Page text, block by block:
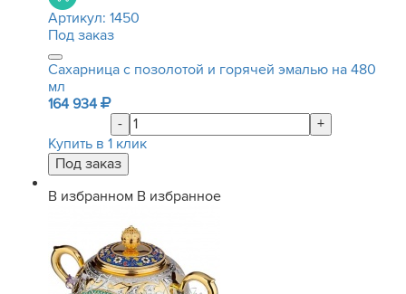
Артикул: 1450
Под заказ
Сахарница с позолотой и горячей эмалью на 480
мл
164 934
-
+
Купить в 1 клик
В избранном В избранное